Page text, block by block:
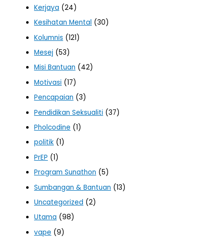
Kerjaya (24)
Kesihatan Mental (30)
Kolumnis (121)
Mesej (53)
Misi Bantuan (42)
Motivasi (17)
Pencapaian (3)
Pendidikan Seksualiti (37)
Pholcodine (1)
politik (1)
PrEP (1)
Program Sunathon (5)
Sumbangan & Bantuan (13)
Uncategorized (2)
Utama (98)
vape (9)